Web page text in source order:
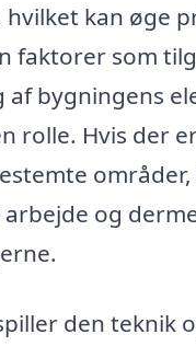
hvilket kan øge
faktorer som
af bygningens
rolle. Hvis der
og
den teknik